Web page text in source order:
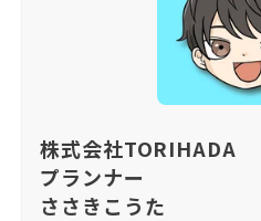
株式会社TORIHADA
プランナー
ささきこうた